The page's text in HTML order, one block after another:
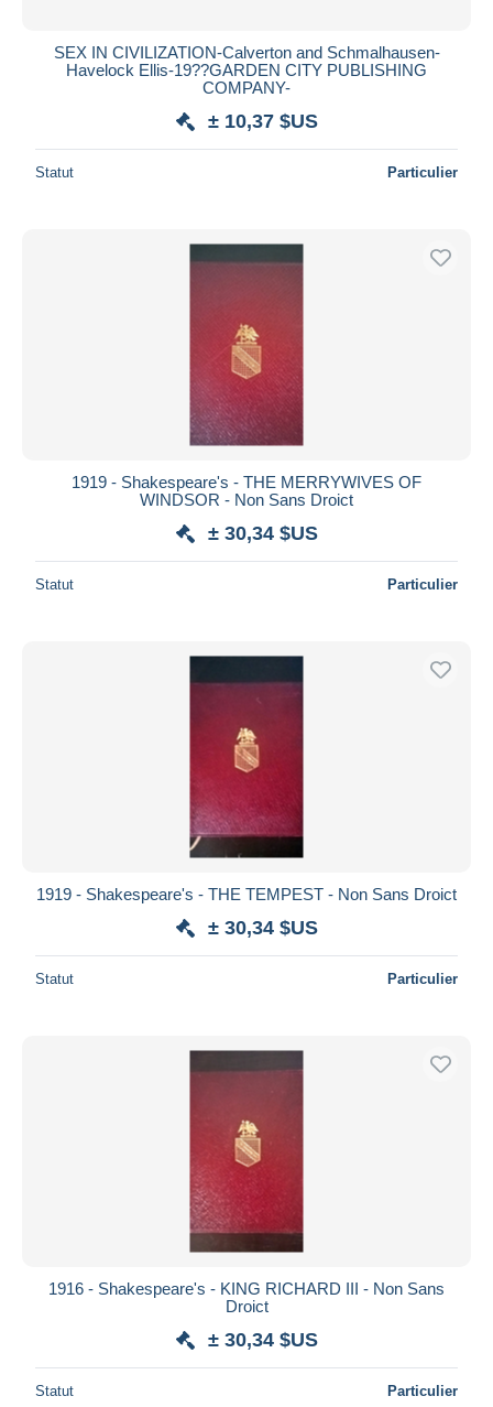
SEX IN CIVILIZATION-Calverton and Schmalhausen-
Havelock Ellis-19??GARDEN CITY PUBLISHING
COMPANY-
± 10,37 $US
Statut Particulier
1919 - Shakespeare's - THE MERRYWIVES OF
WINDSOR - Non Sans Droict
± 30,34 $US
Statut Particulier
1919 - Shakespeare's - THE TEMPEST - Non Sans Droict
± 30,34 $US
Statut Particulier
1916 - Shakespeare's - KING RICHARD III - Non Sans
Droict
± 30,34 $US
Statut Particulier